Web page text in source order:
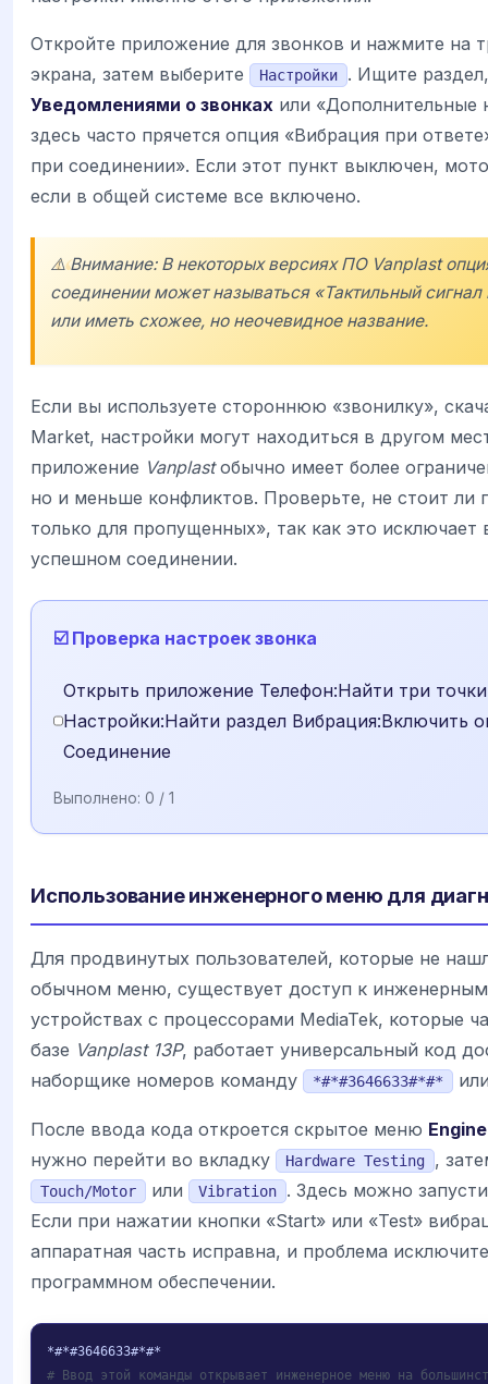
Откройте приложение для звонков и нажмите на
экрана, затем выберите
Настройки
. Ищите
Уведомлениями о звонках или «Дополнительные
здесь часто прячется опция «Вибрация при
при соединении». Если этот пункт выключен,
если в общей системе все включено.
⚠️ Внимание: В некоторых версиях ПО Vanplast
соединении может называться «Тактильный сигнал
или иметь схожее, но неочевидное название.
Если вы используете стороннюю «звонилку»,
Market, настройки могут находиться в другом
приложение Vanplastобычно имеет более
но и меньше конфликтов. Проверьте, не стоит ли
только для пропущенных», так как это
успешном соединении.
☑️ Проверка настроек звонка
Открыть приложение Телефон:Найти три
Настройки:Найти раздел Вибрация:Включить
Соединение
Выполнено: 0 / 1
Использование инженерного меню для
Для продвинутых пользователей, которые не
обычном меню, существует доступ к
устройствах с процессорами MediaTek, которые
базе Vanplast 13P, работает универсальный код
наборщике номеров команду
*#*#3646633#*#*
После ввода кода откроется скрытое меню
нужно перейти во вкладку
Hardware Testing ,
Touch/Motor или Vibration
. Здесь можно
Если при нажатии кнопки «Start» или «Test»
аппаратная часть исправна, и проблема
программном обеспечении.
# Ввод этой команды открывает инженерное меню на